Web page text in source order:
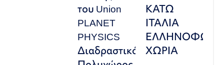
του Union
PLANET
PHYSICS
Διαδραστικός
ΚΑΤΩ
ΙΤΑΛΙΑ
ΕΛΛΗΝΟΦΩΝΑ
ΧΩΡΙΑ